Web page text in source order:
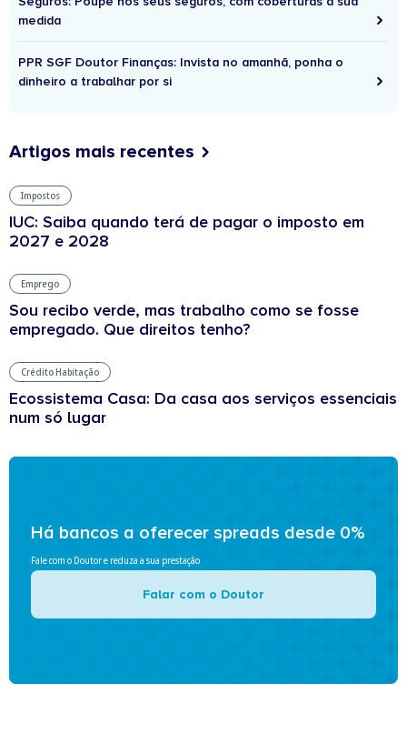
medida
PPR SGF Doutor Finanças: Invista no amanhã, ponha o
dinheiro a trabalhar por si
Artigos mais recentes
Impostos
IUC: Saiba quando terá de pagar o imposto em
2027 e 2028
Emprego
Sou recibo verde, mas trabalho como se fosse
empregado. Que direitos tenho?
Crédito Habitação
Ecossistema Casa: Da casa aos serviços essenciais
num só lugar
Há bancos a oferecer spreads desde 0%
Fale com o Doutor e reduza a sua prestação
Falar com o Doutor